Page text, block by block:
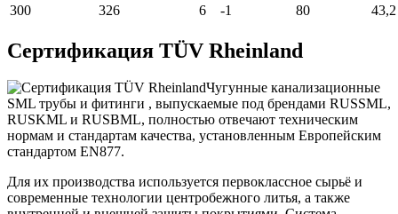
300 326 6 -1 80 43,2
Сертификация TÜV Rheinland
Чугунные канализационные
SML трубы и фитинги , выпускаемые под брендами RUSSML,
RUSKML и RUSBML, полностью отвечают техническим
нормам и стандартам качества, установленным Европейским
стандартом EN877.
Для их производства используется первоклассное сырьё и
современные технологии центробежного литья, а также